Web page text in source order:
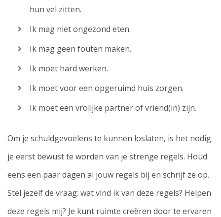
hun vel zitten.
Ik mag niet ongezond eten.
Ik mag geen fouten maken.
Ik moet hard werken.
Ik moet voor een opgeruimd huis zorgen.
Ik moet een vrolijke partner of vriend(in) zijn.
Om je schuldgevoelens te kunnen loslaten, is het nodig
je eerst bewust te worden van je strenge regels. Houd
eens een paar dagen al jouw regels bij en schrijf ze op.
Stel jezelf de vraag: wat vind ik van deze regels? Helpen
deze regels mij? Je kunt ruimte creëren door te ervaren